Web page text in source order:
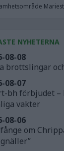
NYHETERNA
brottslingar
08-08
bh förbjudet –
vakter
08-07
om
08-06